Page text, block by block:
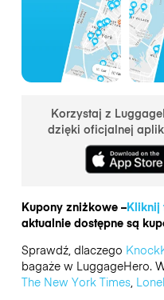
Korzystaj z
dzięki oficjalnej
Kupony zniżkowe –Kliknij
aktualnie dostępne są
Sprawdź, dlaczego
bagaże w LuggageHero.
The New York Times,